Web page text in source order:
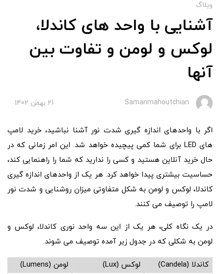
وبلاگ
آشنایی با واحد های کاندلا،
لوکس و لومن و تفاوت بین
آنها
Samanmahoutchian 21 بهمن 1402
اگر با واحدهای اندازه گیری شدت نور آشنا نباشید، خرید لامپ
های LED برای شما کمی پیچیده خواهد شد. این امر زمانی که در
حال خرید آنلاین هستید و کسی را ندارید که شما را راهنمایی کند،
حساسیت بیشتری پیدا خواهد کرد. هر یک از واحدهای اندازه گیری
کاندلا، لوکس و لومن به شکل متفاوتی میزان روشنایی و شدت نور
لامپ را توصیف می کنند.
در یک نگاه کلی، هر یک از این سه واحد نوری کاندلا، لوکس و
لومن به شکلی که در جدول زیر آمده توصیف می شوند.
کاندلا (Candela) لوکس (Lux)
لومن (Lumens)